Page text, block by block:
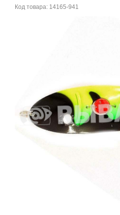
Код товара: 14165-941